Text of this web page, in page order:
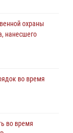
охраны
нанесшего
во время
во время